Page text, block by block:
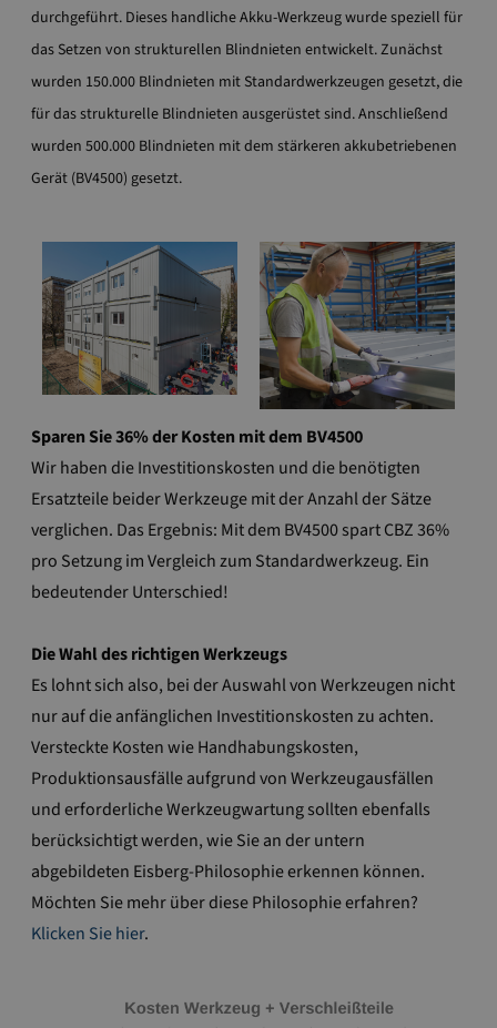
durchgeführt. Dieses handliche Akku-Werkzeug wurde speziell für
das Setzen von strukturellen Blindnieten entwickelt. Zunächst
wurden 150.000 Blindnieten mit Standardwerkzeugen gesetzt, die
für das strukturelle Blindnieten ausgerüstet sind. Anschließend
wurden 500.000 Blindnieten mit dem stärkeren akkubetriebenen
Gerät (BV4500) gesetzt.
Sparen Sie 36% der Kosten mit dem BV4500
Wir haben die Investitionskosten und die benötigten
Ersatzteile beider Werkzeuge mit der Anzahl der Sätze
verglichen. Das Ergebnis: Mit dem BV4500 spart CBZ 36%
pro Setzung im Vergleich zum Standardwerkzeug. Ein
bedeutender Unterschied!
Die Wahl des richtigen Werkzeugs
Es lohnt sich also, bei der Auswahl von Werkzeugen nicht
nur auf die anfänglichen Investitionskosten zu achten.
Versteckte Kosten wie Handhabungskosten,
Produktionsausfälle aufgrund von Werkzeugausfällen
und erforderliche Werkzeugwartung sollten ebenfalls
berücksichtigt werden, wie Sie an der untern
abgebildeten Eisberg-Philosophie erkennen können.
Möchten Sie mehr über diese Philosophie erfahren?
Klicken Sie hier.